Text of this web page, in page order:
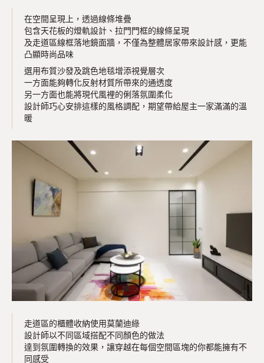
在空間呈現上，透過線條堆疊
包含天花板的燈軌設計、拉門門框的線條呈現
及走道區線框落地鏡面牆，不僅為整體居家帶來設計感，更能
凸顯時尚品味
選用布質沙發及跳色地毯增添視覺層次
一方面能夠轉化反射材質所帶來的通透度
另一方面也能將現代風裡的俐落氛圍柔化
設計師巧心安排這樣的風格調配，期望帶給屋主一家滿滿的溫
暖
走道區的櫃體收納使用莫蘭迪綠
設計師以不同區域搭配不同顏色的做法
達到氛圍轉換的效果，讓穿越在每個空間區塊的你都能擁有不
同感受